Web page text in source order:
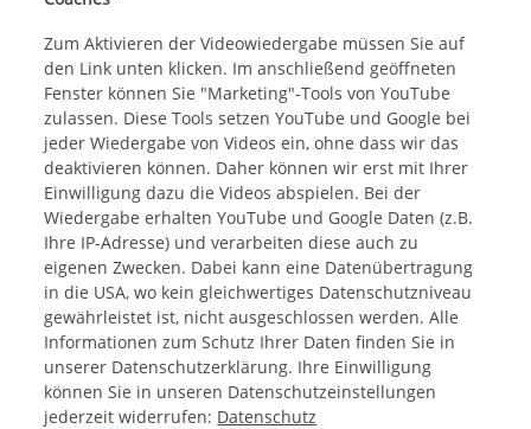
Zum Aktivieren der Videowiedergabe müssen Sie auf
den Link unten klicken. Im anschließend geöffneten
Fenster können Sie "Marketing"-Tools von YouTube
zulassen. Diese Tools setzen YouTube und Google bei
jeder Wiedergabe von Videos ein, ohne dass wir das
deaktivieren können. Daher können wir erst mit Ihrer
Einwilligung dazu die Videos abspielen. Bei der
Wiedergabe erhalten YouTube und Google Daten (z.B.
Ihre IP-Adresse) und verarbeiten diese auch zu
eigenen Zwecken. Dabei kann eine Datenübertragung
in die USA, wo kein gleichwertiges Datenschutzniveau
gewährleistet ist, nicht ausgeschlossen werden. Alle
Informationen zum Schutz Ihrer Daten finden Sie in
unserer Datenschutzerklärung. Ihre Einwilligung
können Sie in unseren Datenschutzeinstellungen
jederzeit widerrufen: Datenschutz